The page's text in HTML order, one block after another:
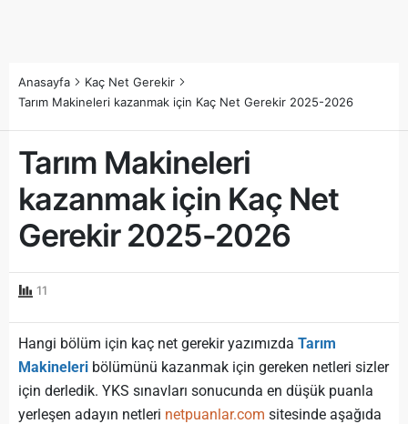
Anasayfa
Kaç Net Gerekir
Tarım Makineleri kazanmak için Kaç Net Gerekir 2025-2026
Tarım Makineleri
kazanmak için Kaç Net
Gerekir 2025-2026
11
Hangi bölüm için kaç net gerekir yazımızda Tarım
Makineleri bölümünü kazanmak için gereken netleri sizler
için derledik. YKS sınavları sonucunda en düşük puanla
yerleşen adayın netleri netpuanlar.com sitesinde aşağıda